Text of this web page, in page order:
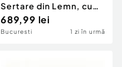
Sertare din Lemn, cu
Șine Metalice și Mânere
Decupate, 60x39x100
689,99 lei
Bucuresti 1 zi în urmă